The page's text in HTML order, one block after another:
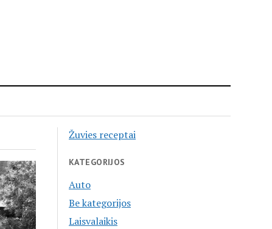
Žuvies receptai
KATEGORIJOS
Auto
Be kategorijos
Laisvalaikis